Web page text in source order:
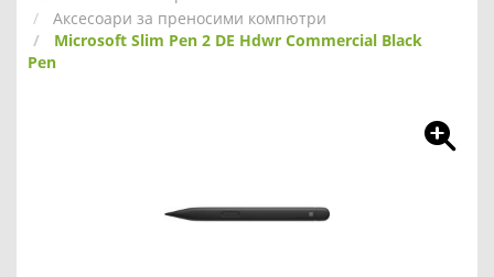
Аксесоари за преносими компютри
Microsoft Slim Pen 2 DE Hdwr Commercial Black
Pen